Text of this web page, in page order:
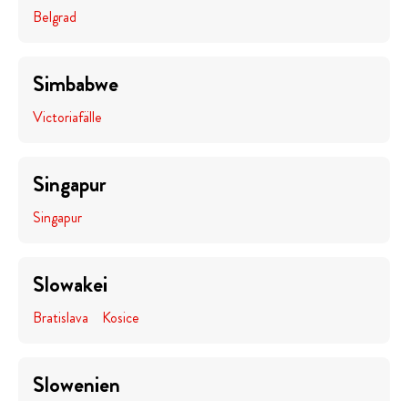
Belgrad
Simbabwe
Victoriafälle
Singapur
Singapur
Slowakei
Bratislava Kosice
Slowenien